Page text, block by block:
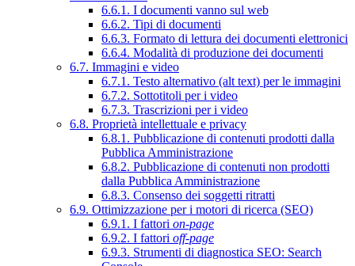
6.6.1. I documenti vanno sul web
6.6.2. Tipi di documenti
6.6.3. Formato di lettura dei documenti elettronici
6.6.4. Modalità di produzione dei documenti
6.7. Immagini e video
6.7.1. Testo alternativo (alt text) per le immagini
6.7.2. Sottotitoli per i video
6.7.3. Trascrizioni per i video
6.8. Proprietà intellettuale e privacy
6.8.1. Pubblicazione di contenuti prodotti dalla
Pubblica Amministrazione
6.8.2. Pubblicazione di contenuti non prodotti
dalla Pubblica Amministrazione
6.8.3. Consenso dei soggetti ritratti
6.9. Ottimizzazione per i motori di ricerca (SEO)
6.9.1. I fattori on-page
6.9.2. I fattori off-page
6.9.3. Strumenti di diagnostica SEO: Search